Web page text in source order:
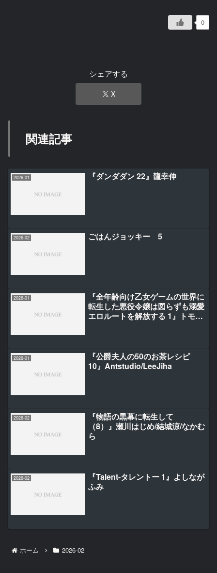
0
シェアする
X
関連記事
2026-01 『ダンダダン 22』龍幸伸
2026-02 ごはんジョッキー 5
2026-01
『全年齢向け乙女ゲームの世界に
転生した悪役令嬢は図らずも溺愛
エロルートを解放する 1』トモエ
2026-01
『公爵夫人の50のお茶レシピ
10』Antstudio/LeeJiha
2026-02
『物語の黒幕に転生して
（8）』瀬川はじめ/結城涼/なかむ
ら
2026-02
『Talent-タレントー 1』よしなが
ふみ
ホーム 2026-02